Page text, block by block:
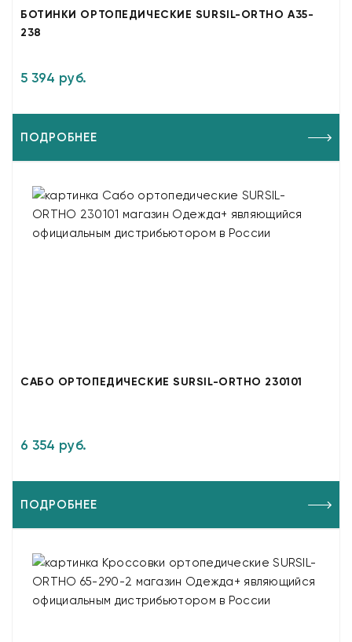
БОТИНКИ ОРТОПЕДИЧЕСКИЕ SURSIL-ORTHO A35-
238
5 394 руб.
ПОДРОБНЕЕ
САБО ОРТОПЕДИЧЕСКИЕ SURSIL-ORTHO 230101
6 354 руб.
ПОДРОБНЕЕ